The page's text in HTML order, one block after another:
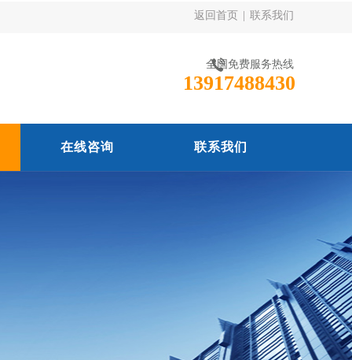
返回首页 联系我们
全国免费服务热线
13917488430
在线咨询 联系我们